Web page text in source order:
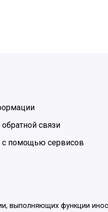
связи
с помощью сервисов
выполняющих функции